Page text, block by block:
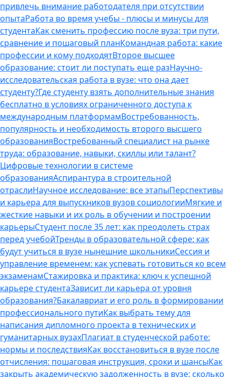
привлечь внимание работодателя при отсутствии
опытаРабота во время учебы - плюсы и минусы для
студентаКак сменить профессию после вуза: три пути,
сравнение и пошаговый планКомандная работа: какие
профессии и кому подходятВторое высшее
образование: стоит ли поступать еще разНаучно-
исследовательская работа в вузе: что она дает
студенту?Где студенту взять дополнительные знания
бесплатно в условиях ограниченного доступа к
международным платформамВостребованность,
популярность и необходимость второго высшего
образованияВостребованный специалист на рынке
труда: образование, навыки, скиллы или талант?
Цифровые технологии в системе
образованияАспирантура в строительной
отраслиНаучное исследование: все этапыПерспективы
и карьера для выпускников вузов социологииМягкие и
жесткие навыки и их роль в обучении и построении
карьерыСтудент после 35 лет: как преодолеть страх
перед учебойТренды в образовательной сфере: как
будут учиться в вузе нынешние школьникиСессия и
управление временем: как успевать готовиться ко всем
экзаменамСтажировка и практика: ключ к успешной
карьере студентаЗависит ли карьера от уровня
образования?Бакалавриат и его роль в формировании
профессионального путиКак выбрать тему для
написания дипломного проекта в технических и
гуманитарных вузахПлагиат в студенческой работе:
нормы и последствияКак восстановиться в вузе после
отчисления: пошаговая инструкция, сроки и шансыКак
закрыть академическую задолженность в вузе: сколько